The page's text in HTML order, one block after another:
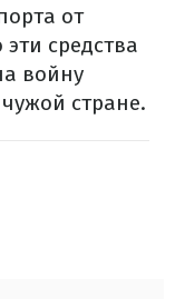
от
средства
войну
стране.